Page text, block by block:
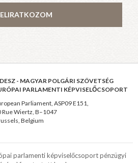
- MAGYAR POLGÁRI SZÖVETSÉG
PARLAMENTI KÉPVISELŐCSOPORT
Parliament, ASP09 E151,
Rue Wiertz, B–1047
Belgium
parlamenti képviselőcsoport pénzügyi